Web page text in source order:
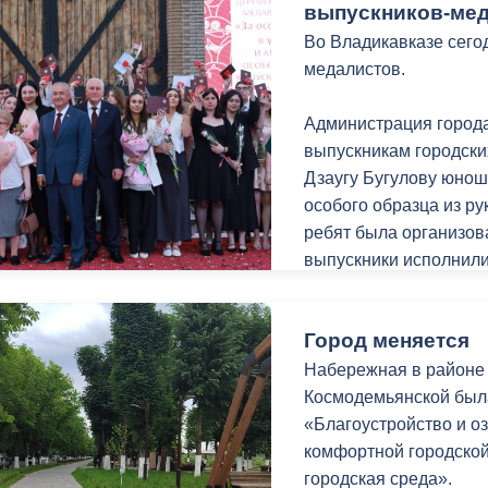
г.Владикавказа;
номерами:
15:09:0032601:627,
15:09:0032601:631,
адресу: РСО-Алания,
планировки
планировки и
адресу: РСО-Алания,
ул.Хадарцева/
выпускников-
Во Владикавказе
медалистов.
Администрация
выпускникам
Дзаугу Бугулову
особого образца из
ребят была
выпускники
Республики
Председатель
министр образования
глава МО Александр
Владикавказа
Город меняется
Набережная в
Космодемьянской
«Благоустройство и
комфортной
городская среда».